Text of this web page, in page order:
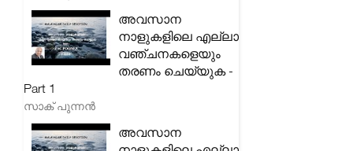
അവസാന
നാളുകളിലെ എല്ലാ
വഞ്ചനകളെയും
തരണം ചെയ്യുക -
Part 1
സാക് പുന്നൻ
അവസാന